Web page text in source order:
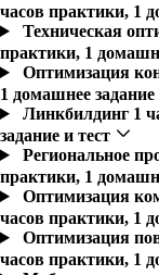
часов практики, 1
Техническая
практики, 1
Оптимизация
1 домашнее задание
Линкбилдинг 1
задание и тест
Региональное
практики, 1
Оптимизация
часов практики, 1
Оптимизация
часов практики, 1